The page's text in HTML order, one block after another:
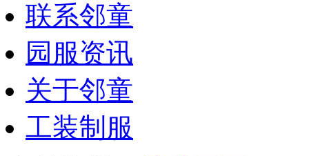
联系邻童
园服资讯
关于邻童
工装制服